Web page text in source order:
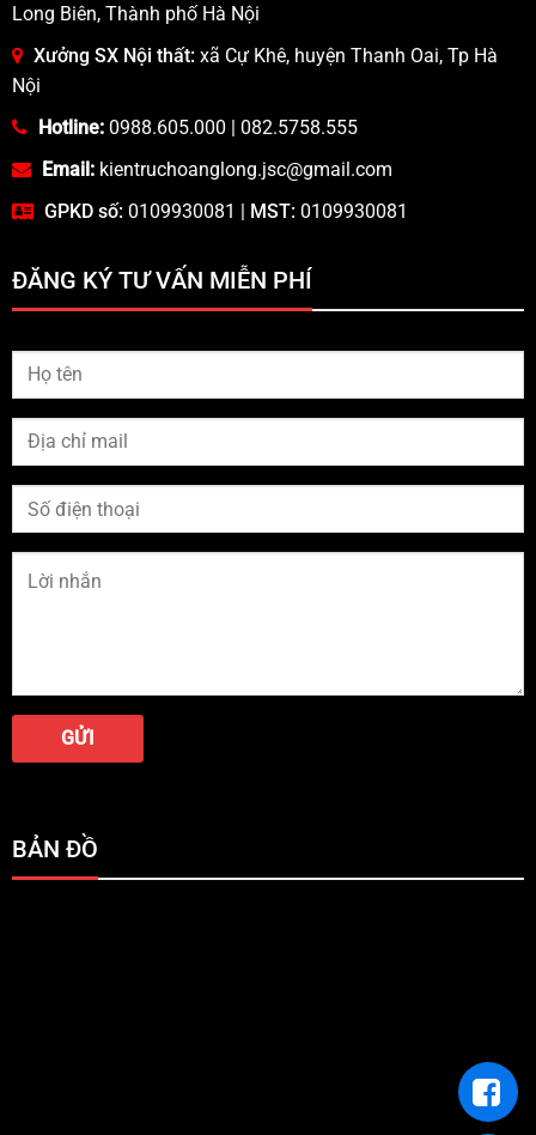
Long Biên, Thành phố Hà Nội
Xưởng SX Nội thất: xã Cự Khê, huyện Thanh Oai, Tp Hà
Nội
Hotline: 0988.605.000 | 082.5758.555
Email: kientruchoanglong.jsc@gmail.com
GPKD số: 0109930081 | MST: 0109930081
ĐĂNG KÝ TƯ VẤN MIỄN PHÍ
BẢN ĐỒ